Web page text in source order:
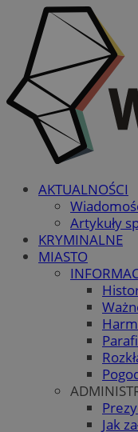
AKTUALNOŚCI
Artykuły
KRYMINALNE
MIASTO
Jak